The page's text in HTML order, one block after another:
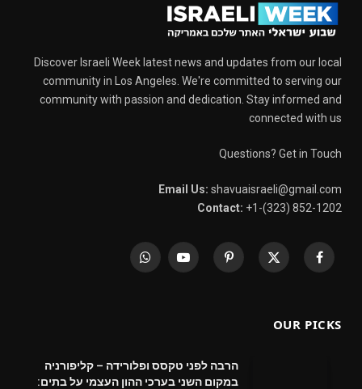
Discover Israeli Week latest news and updates from our local
community in Los Angeles. We're committed to serving our
community with passion and dedication. Stay informed and
connected with us
Questions? Get in Touch
Email Us: shavuaisraeli@gmail.com
Contact: +1-(323) 852-1202
Facebook
X
Pinterest
YouTube
WhatsApp
OUR PICKS
הרבה לפני טקסס ופלורידה – קליפורניה
במקום השני בערכי ההון העצמי על בתים: